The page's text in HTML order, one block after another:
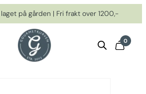
på gården | Fri frakt over 1200,-
0